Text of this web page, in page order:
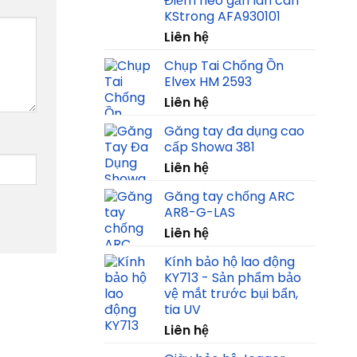
KStrong AFA930101
Liên hệ
Chụp Tai Chống Ồn
Elvex HM 2593
Liên hệ
Găng tay đa dụng cao
cấp Showa 381
Liên hệ
Găng tay chống ARC
AR8-G-LAS
Liên hệ
Kính bảo hộ lao động
KY713 - Sản phẩm bảo
vệ mắt trước bụi bẩn,
tia UV
Liên hệ